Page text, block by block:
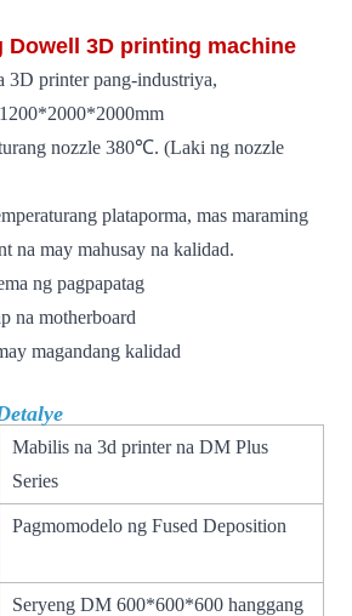
Dowell 3D printing machine
3D printer pang-industriya,
nozzle 380℃. (Laki ng nozzle
plataporma, mas maraming
na may mahusay na kalidad.
ng pagpapatag
na motherboard
magandang kalidad
Mabilis na 3d printer na DM Plus
Series
Pagmomodelo ng Fused Deposition
Seryeng DM 600*600*600 hanggang